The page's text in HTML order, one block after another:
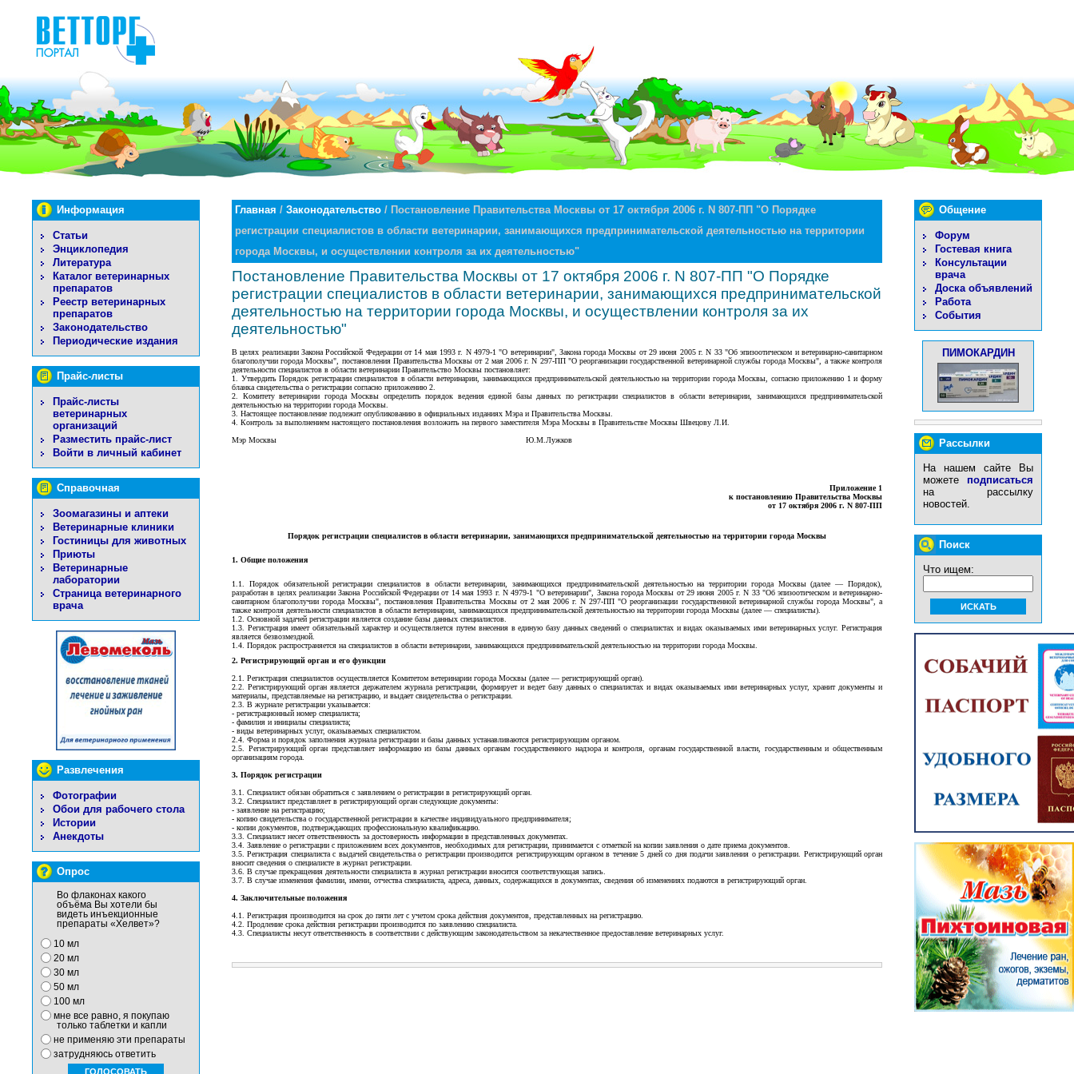
Информация
Статьи
Энциклопедия
Литература
Каталог ветеринарных
препаратов
Реестр ветеринарных
препаратов
Законодательство
Периодические издания
Прайс-листы
Прайс-листы
ветеринарных
организаций
Разместить прайс-лист
Войти в личный кабинет
Справочная
Зоомагазины и аптеки
Ветеринарные клиники
Гостиницы для животных
Приюты
Ветеринарные
лаборатории
Страница ветеринарного
врача
Развлечения
Фотографии
Обои для рабочего стола
Истории
Анекдоты
Опрос
Во флаконах какого
объёма Вы хотели бы
видеть инъекционные
препараты «Хелвет»?
10 мл
20 мл
30 мл
50 мл
100 мл
мне все равно, я покупаю
только таблетки и капли
не применяю эти препараты
затрудняюсь ответить
Общение
Форум
Гостевая книга
Консультации
врача
Доска объявлений
Работа
События
ПИМОКАРДИН
Рассылки
На нашем сайте Вы
можете подписаться
на рассылку
новостей.
Поиск
Что ищем:
Главная / Законодательство / Постановление Правительства Москвы от 17 октября 2006 г. N 807-ПП "О Порядке
регистрации специалистов в области ветеринарии, занимающихся предпринимательской деятельностью на территории
города Москвы, и осуществлении контроля за их деятельностью"
Постановление Правительства Москвы от 17 октября 2006 г. N 807-ПП "О Порядке
регистрации специалистов в области ветеринарии, занимающихся предпринимательской
деятельностью на территории города Москвы, и осуществлении контроля за их
деятельностью"
В целях реализации Закона Российской Федерации от 14 мая 1993 г. N 4979-1 "О ветеринарии", Закона города Москвы от 29 июня 2005 г. N 33 "Об эпизоотическом и ветеринарно-санитарном
благополучии города Москвы", постановления Правительства Москвы от 2 мая 2006 г. N 297-ПП "О реорганизации государственной ветеринарной службы города Москвы", а также контроля
деятельности специалистов в области ветеринарии Правительство Москвы постановляет:
1. Утвердить Порядок регистрации специалистов в области ветеринарии, занимающихся предпринимательской деятельностью на территории города Москвы, согласно приложению 1 и форму
бланка свидетельства о регистрации согласно приложению 2.
2. Комитету ветеринарии города Москвы определить порядок ведения единой базы данных по регистрации специалистов в области ветеринарии, занимающихся предпринимательской
деятельностью на территории города Москвы.
3. Настоящее постановление подлежит опубликованию в официальных изданиях Мэра и Правительства Москвы.
4. Контроль за выполнением настоящего постановления возложить на первого заместителя Мэра Москвы в Правительстве Москвы Швецову Л.И.
Мэр Москвы Ю.М.Лужков
Приложение 1
к постановлению Правительства Москвы
от 17 октября 2006 г. N 807-ПП
Порядок регистрации специалистов в области ветеринарии, занимающихся предпринимательской деятельностью на территории города Москвы
1. Общие положения
1.1. Порядок обязательной регистрации специалистов в области ветеринарии, занимающихся предпринимательской деятельностью на территории города Москвы (далее — Порядок),
разработан в целях реализации Закона Российской Федерации от 14 мая 1993 г. N 4979-1 "О ветеринарии", Закона города Москвы от 29 июня 2005 г. N 33 "Об эпизоотическом и ветеринарно-
санитарном благополучии города Москвы", постановления Правительства Москвы от 2 мая 2006 г. N 297-ПП "О реорганизации государственной ветеринарной службы города Москвы", а
также контроля деятельности специалистов в области ветеринарии, занимающихся предпринимательской деятельностью на территории города Москвы (далее — специалисты).
1.2. Основной задачей регистрации является создание базы данных специалистов.
1.3. Регистрация имеет обязательный характер и осуществляется путем внесения в единую базу данных сведений о специалистах и видах оказываемых ими ветеринарных услуг. Регистрация
является безвозмездной.
1.4. Порядок распространяется на специалистов в области ветеринарии, занимающихся предпринимательской деятельностью на территории города Москвы.
2. Регистрирующий орган и его функции
2.1. Регистрация специалистов осуществляется Комитетом ветеринарии города Москвы (далее — регистрирующий орган).
2.2. Регистрирующий орган является держателем журнала регистрации, формирует и ведет базу данных о специалистах и видах оказываемых ими ветеринарных услуг, хранит документы и
материалы, представляемые на регистрацию, и выдает свидетельства о регистрации.
2.3. В журнале регистрации указывается:
- регистрационный номер специалиста;
- фамилия и инициалы специалиста;
- виды ветеринарных услуг, оказываемых специалистом.
2.4. Форма и порядок заполнения журнала регистрации и базы данных устанавливаются регистрирующим органом.
2.5. Регистрирующий орган представляет информацию из базы данных органам государственного надзора и контроля, органам государственной власти, государственным и общественным
организациям города.
3. Порядок регистрации
3.1. Специалист обязан обратиться с заявлением о регистрации в регистрирующий орган.
3.2. Специалист представляет в регистрирующий орган следующие документы:
- заявление на регистрацию;
- копию свидетельства о государственной регистрации в качестве индивидуального предпринимателя;
- копии документов, подтверждающих профессиональную квалификацию.
3.3. Специалист несет ответственность за достоверность информации в представленных документах.
3.4. Заявление о регистрации с приложением всех документов, необходимых для регистрации, принимается с отметкой на копии заявления о дате приема документов.
3.5. Регистрация специалиста с выдачей свидетельства о регистрации производится регистрирующим органом в течение 5 дней со дня подачи заявления о регистрации. Регистрирующий орган
вносит сведения о специалисте в журнал регистрации.
3.6. В случае прекращения деятельности специалиста в журнал регистрации вносится соответствующая запись.
3.7. В случае изменения фамилии, имени, отчества специалиста, адреса, данных, содержащихся в документах, сведения об изменениях подаются в регистрирующий орган.
4. Заключительные положения
4.1. Регистрация производится на срок до пяти лет с учетом срока действия документов, представленных на регистрацию.
4.2. Продление срока действия регистрации производится по заявлению специалиста.
4.3. Специалисты несут ответственность в соответствии с действующим законодательством за некачественное предоставление ветеринарных услуг.